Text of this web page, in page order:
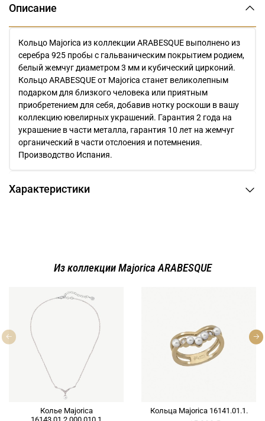
Описание
Кольцо Majorica из коллекции ARABESQUE выполнено из
серебра 925 пробы с гальваническим покрытием родием,
белый жемчуг диаметром 3 мм и кубический цирконий.
Кольцо ARABESQUE от Majorica станет великолепным
подарком для близкого человека или приятным
приобретением для себя, добавив нотку роскоши в вашу
коллекцию ювелирных украшений. Гарантия 2 года на
украшение в части металла, гарантия 10 лет на жемчуг
органический в части отслоения и потемнения.
Производство Испания.
Характеристики
Из коллекции Majorica ARABESQUE
Колье Majorica
16143.01.2.000.010.1
Кольца Majorica 16141.01.1.